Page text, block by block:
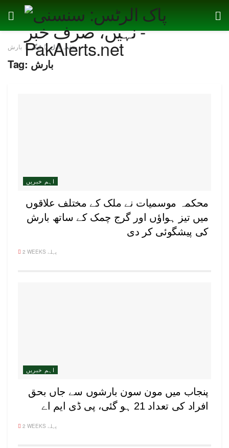
صفحہ اول ٹیگ بارش
Tag: بارش
اہم خبریں
محکمہ موسمیات نے ملک کے مختلف علاقوں
میں تیز ہواؤں اور گرج چمک کے ساتھ بارش
کی پیشگوئی کر دی
2 WEEKS پہلے
اہم خبریں
پنجاب میں مون سون بارشوں سے جاں بحق
افراد کی تعداد 21 ہو گئی، پی ڈی ایم اے
2 WEEKS پہلے